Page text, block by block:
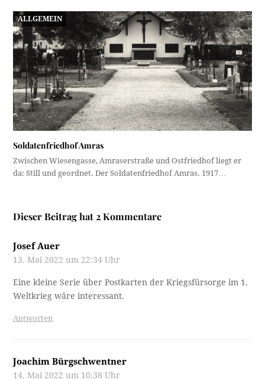
ALLGEMEIN
Soldatenfriedhof Amras
Zwischen Wiesengasse, Amraserstraße und Ostfriedhof liegt er
da: Still und geordnet. Der Soldatenfriedhof Amras. 1917…
Dieser Beitrag hat 2 Kommentare
Josef Auer
13. Mai 2022 um 22:34 Uhr
Eine kleine Serie über Postkarten der Kriegsfürsorge im 1.
Weltkrieg wäre interessant.
Antworten
Joachim Bürgschwentner
14. Mai 2022 um 10:38 Uhr